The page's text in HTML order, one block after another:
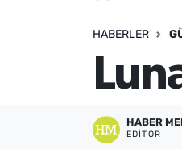
HABERLER
HABER
EDITÖR
Süper Lig Puan
Tüm Manşetler
Son Dakika